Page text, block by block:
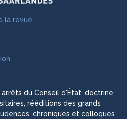
la revue
arrêts du Conseil d'État, doctrine,
rééditions des grands
chroniques et colloques